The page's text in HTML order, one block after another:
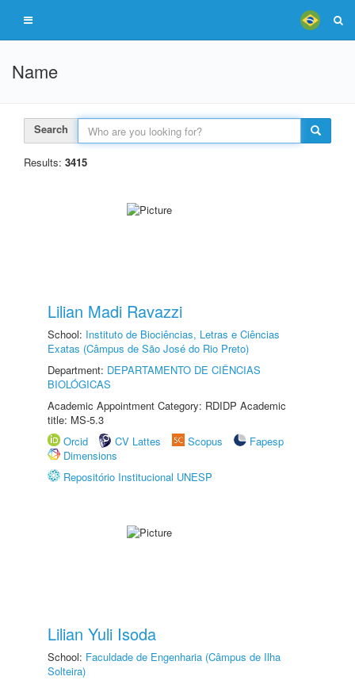
Name
Search
Results: 3415
Lilian Madi Ravazzi
School: Instituto de Biociências, Letras e Ciências
Exatas (Câmpus de São José do Rio Preto)
Department: DEPARTAMENTO DE CIÊNCIAS
BIOLÓGICAS
Academic Appointment Category: RDIDP Academic
title: MS-5.3
Orcid
CV Lattes Scopus
Fapesp
Dimensions
Repositório Institucional UNESP
Lilian Yuli Isoda
School: Faculdade de Engenharia (Câmpus de Ilha
Solteira)